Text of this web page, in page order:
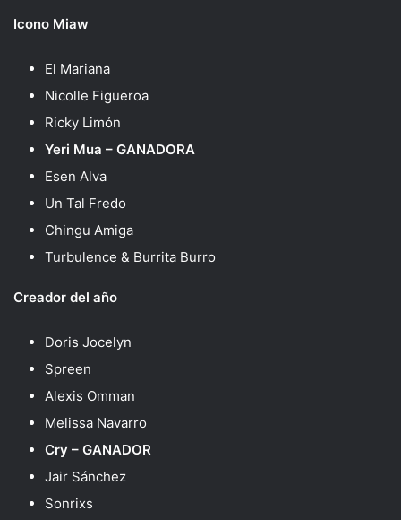
Icono Miaw
El Mariana
Nicolle Figueroa
Ricky Limón
Yeri Mua – GANADORA
Esen Alva
Un Tal Fredo
Chingu Amiga
Turbulence & Burrita Burro
Creador del año
Doris Jocelyn
Spreen
Alexis Omman
Melissa Navarro
Cry – GANADOR
Jair Sánchez
Sonrixs